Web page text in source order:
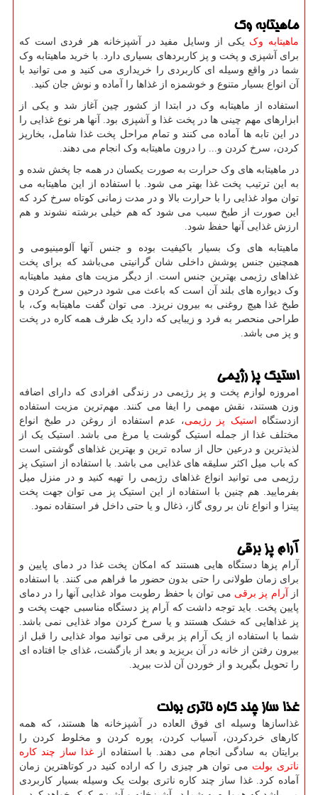
ماهیتابه وک
ماهیتابه وک یکی از وسایل مفید در آشپزخانه هر فردی است که
برای آشپزی و پخت و پز کاربردهای بسیاری دارد. با خرید ماهیتابه وک
شما در واقع وسیله ای کاربردی را خریداری می کنید و می توانید با
آن انواع بسیار متنوع و خوشمزه از غذاها را آماده و نوش جان کنید.
استفاده از ماهیتابه وک در ابتدا از کشور چین آغاز شد و یکی از
ابزارهای مهم چینی ها در پخت غذا و آشپزی بود. آنها هر نوع غذایی را
در این تابه ها آماده می کنند و تمام مراحل پخت غذا شامل، بخارپز
کردن، سرخ کردن و... را درون ماهیتابه وک انجام می دهند.
در ماهیتابه های وک حرارت به صورت یکسان در همه جا پخش شده و
به این ترتیب پخت غذا بهتر می شود. با استفاده از این ماهیتابه می
توان مواد غذایی را با حرارت بالا و در مدت زمانی کوتاه سرخ کرد که
این صورت از طبخ سبب می شود که هم خیلی برشته نشوند و هم
ارزش غذایی آنها حفظ شود.
ماهیتابه های وک بسیار باکیفیت بوده و جنس آنها آلومینیومی و
همچنین جنس پوشش داخلی شان گرانیتی می‌باشد که برای پخت
غذاهای رژیمی بهترین جنس است. از دیگر مزیت های مفید ماهیتابه
وک دیواره های بلند آن است که باعث می شود درحین سرخ کردن و
طبخ غذا هیچ روغنی به بیرون نریزد. می توان گفت ماهیتابه وک، با
طراحی منحصر به فرد و زیبایی که دارد یک ظرف همه کاره در پخت
و پز می باشد.
استیک پز رژیمی
امروزه لوازم پخت و پز رژیمی در زندگی افرادی که دارای اضافه
وزن هستند، نقش مهمی را ایفا می کنند. مهم‌ترین مزیت استفاده
ازدستگاه استیک پز رژیمی، عدم استفاده از روغن در طبخ انواع
مختلف غذا از جمله استیک گوشت یا مرغ می باشد. استیک یک از
لذیذترین و درعین حال از ساده ترین و بهترین غذاهای گوشتی است
که باب میل اکثر سلیقه های غذایی می باشد. با استفاده از استیک پز
رژیمی می توانید انواع غذاهای رژیمی را تهیه کنید و در منزل میل
بفرمایید. هم چنین با استفاده از این استیک پز می توان جهت پخت
پیتزا و انواع نان بر روی گاز، ذغال و یا حتی داخل فر استقاده نمود.
آرام پز برقی
آرام پزها دستگاه هایی هستند که امکان پخت غذا در دمای پایین و
برای زمان طولانی را حتی بدون حضور ما فراهم می کنند. با استفاده
از آرام پز برقی می توان با حفظ رطوبت مواد غذایی آنها را در دمای
پایین پخت. باید توجه داشت که آرام پز دستگاه مناسبی جهت پخت و
پز غذاهایی که خشک هستند و یا سرخ کردن مواد غذایی نمی باشد.
شما با استفاده از یک آرام پز برقی می توانید مواد غذایی را قبل از
بیرون رفتن از خانه در آن بریزید و بعد از بازگشت، غذای جا افتاده ای
را تحویل بگیرید و از خوردن آن لذت ببرید.
غذا ساز چند کاره ناتری بولت
غذاسازها وسیله ای فوق العاده در آشپزخانه ها هستند، که همه
کارهای خردکردن، آسیاب کردن، پوره کردن و مخلوط کردن را
برایتان به سادگی انجام می دهند. با استفاده از غذا ساز چند کاره
ناتری بولت می توان هر چیزی را که اراده کنید در کوتاهترین زمان
آماده کرد. غذا ساز چند کاره ناتری بولت یک وسیله بسیار کاربردی